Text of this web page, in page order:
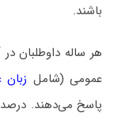
باشند.
هر ساله داوطلبان
عمومی (شامل
پاسخ می‌دهند.